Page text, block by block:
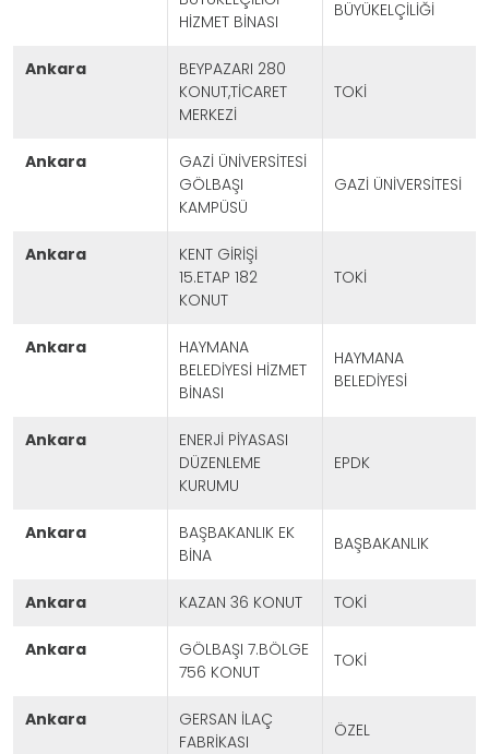
HİZMET BİNASI
BÜYÜKELÇİLİĞİ
ankara
BEYPAZARI 280
KONUT,TİCARET
MERKEZİ
TOKİ
ankara
GAZİ ÜNİVERSİTESİ
GÖLBAŞI
KAMPÜSÜ
GAZİ ÜNİVERSİTESİ
ankara
KENT GİRİŞİ
15.ETAP 182
KONUT
TOKİ
ankara
HAYMANA
BELEDİYESİ HİZMET
BİNASI
HAYMANA
BELEDİYESİ
ankara
ENERJİ PİYASASI
DÜZENLEME
KURUMU
EPDK
ankara
BAŞBAKANLIK EK
BİNA
BAŞBAKANLIK
ankara KAZAN 36 KONUT TOKİ
ankara
GÖLBAŞI 7.BÖLGE
756 KONUT
TOKİ
ankara
GERSAN İLAÇ
FABRİKASI
ÖZEL